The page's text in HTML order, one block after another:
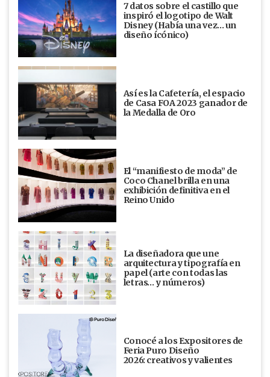
7 datos sobre el castillo que
inspiró el logotipo de Walt
Disney (Había una vez... un
diseño ícónico)
Así es la Cafetería, el espacio
de Casa FOA 2023 ganador de
la Medalla de Oro
El “manifiesto de moda” de
Coco Chanel brilla en una
exhibición definitiva en el
Reino Unido
La diseñadora que une
arquitectura y tipografía en
papel (arte con todas las
letras… y números)
Conocé a los Expositores de
Feria Puro Diseño
2026: creativos y valientes